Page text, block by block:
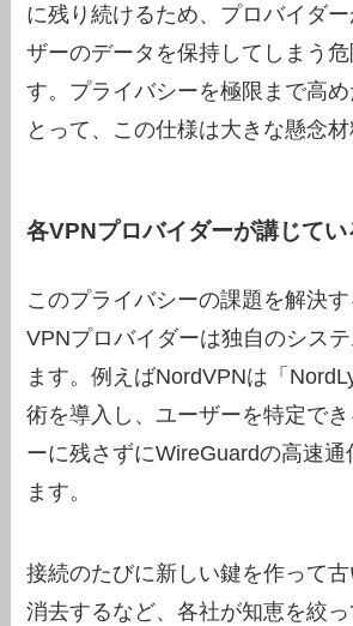
に残り続けるため、プロバイダ
ザーのデータを保持してしまう危
す。プライバシーを極限まで高
とって、この仕様は大きな懸念材
各VPNプロバイダーが講じてい
このプライバシーの課題を解決
VPNプロバイダーは独自のシス
ます。例えばNordVPNは「
術を導入し、ユーザーを特定で
ーに残さずにWireGuardの高速通
ます。
接続のたびに新しい鍵を作って
消去するなど、各社が知恵を絞